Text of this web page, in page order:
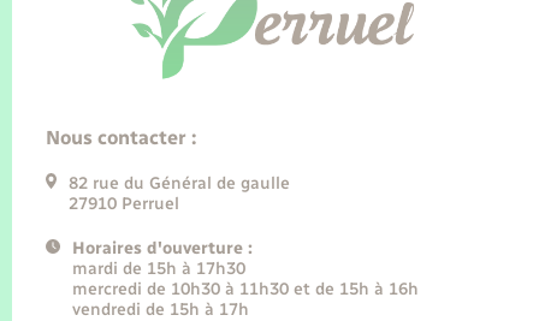
Nous contacter :
82 rue du Général de gaulle
27910 Perruel
Horaires d'ouverture :
mardi de 15h à 17h30
mercredi de 10h30 à 11h30 et de 15h à 16h
vendredi de 15h à 17h